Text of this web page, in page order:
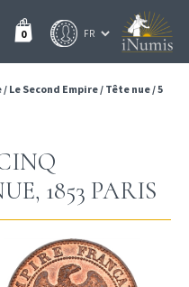
0
/ Le Second Empire/ Tête nue/5
1853 PARIS